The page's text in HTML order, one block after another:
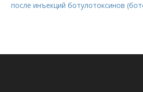
после инъекций ботулотоксинов